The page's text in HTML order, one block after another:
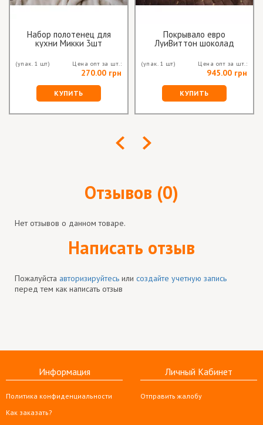
Набор полотенец для
кухни Микки 3шт
(упак. 1 шт) Цена опт за шт.:
270.00 грн
КУПИТЬ
Покрывало евро
ЛуиВиттон шоколад
(упак. 1 шт) Цена опт за шт.:
945.00 грн
КУПИТЬ
Отзывов (0)
Нет отзывов о данном товаре.
Написать отзыв
Пожалуйста авторизируйтесь или создайте учетную запись
перед тем как написать отзыв
Информация
Политика конфиденциальности
Как заказать?
Личный Кабинет
Отправить жалобу